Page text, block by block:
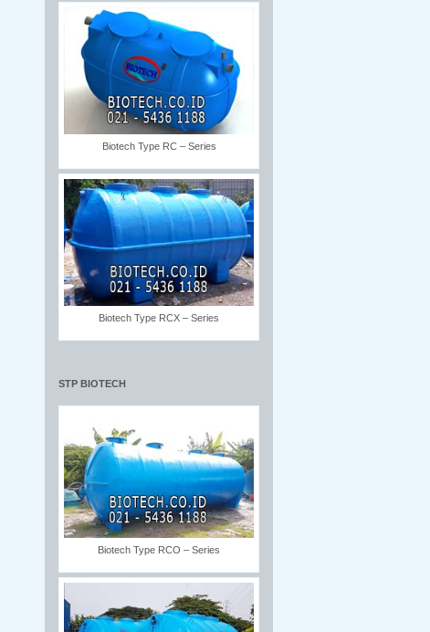
Biotech Type RC – Series
Biotech Type RCX – Series
STP BIOTECH
Biotech Type RCO – Series